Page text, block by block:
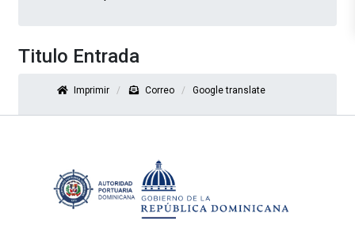
Titulo Entrada
Imprimir Correo Google translate